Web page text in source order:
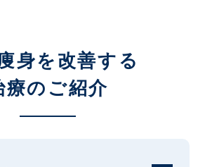
身を改善する
療のご紹介